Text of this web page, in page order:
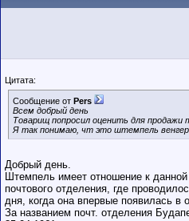
Цитата:
Сообщение от Pers
Всем добрый день
Товарищ попросил оценить для продажи
Я так понимаю, чт это штемпель
Добрый день.
Штемпель имеет отношение к
почтового отделения, где
дня, когда она впервые появилась в
За названием почт. отделения